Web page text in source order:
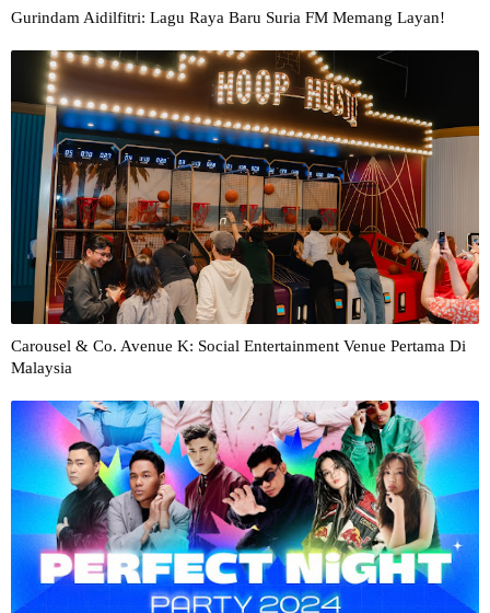
Gurindam Aidilfitri: Lagu Raya Baru Suria FM Memang Layan!
Carousel & Co. Avenue K: Social Entertainment Venue Pertama Di
Malaysia